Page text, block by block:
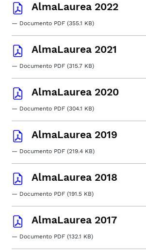
AlmaLaurea 2022
— Documento PDF (355.1 KB)
AlmaLaurea 2021
— Documento PDF (315.7 KB)
AlmaLaurea 2020
— Documento PDF (304.1 KB)
AlmaLaurea 2019
— Documento PDF (219.4 KB)
AlmaLaurea 2018
— Documento PDF (191.5 KB)
AlmaLaurea 2017
— Documento PDF (132.1 KB)